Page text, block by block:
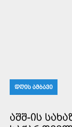
ᲓᲦᲘᲡ ᲐᲛᲑᲐᲕᲘ
ᲐᲨᲨ-ᲘᲡ